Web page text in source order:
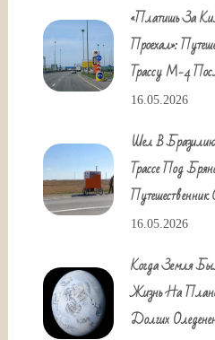
«Платишь За
Проехал»:
Трассу М-4
16.05.2026
Шел В
Трассе Под
16.05.2026
Когда Земля
Жизнь На
Долгих